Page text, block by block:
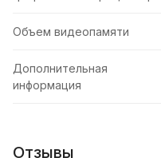
Объем видеопамяти
Дополнительная
информация
Отзывы